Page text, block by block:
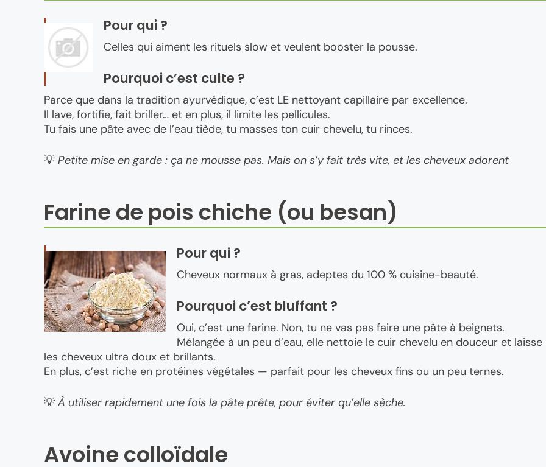
Pour qui ?
Celles qui aiment les rituels slow et veulent booster la pousse.
Pourquoi c’est culte ?
Parce que dans la tradition ayurvédique, c’est LE nettoyant capillaire par excellence.
Il lave, fortifie, fait briller… et en plus, il limite les pellicules.
Tu fais une pâte avec de l’eau tiède, tu masses ton cuir chevelu, tu rinces.
💡 Petite mise en garde : ça ne mousse pas. Mais on s’y fait très vite, et les cheveux adorent
Farine de pois chiche (ou besan)
Pour qui ?
Cheveux normaux à gras, adeptes du 100 % cuisine-beauté.
Pourquoi c’est bluffant ?
Oui, c’est une farine. Non, tu ne vas pas faire une pâte à beignets.
Mélangée à un peu d’eau, elle nettoie le cuir chevelu en douceur et laisse
les cheveux ultra doux et brillants.
En plus, c’est riche en protéines végétales — parfait pour les cheveux fins ou un peu ternes.
💡 À utiliser rapidement une fois la pâte prête, pour éviter qu’elle sèche.
Avoine colloïdale